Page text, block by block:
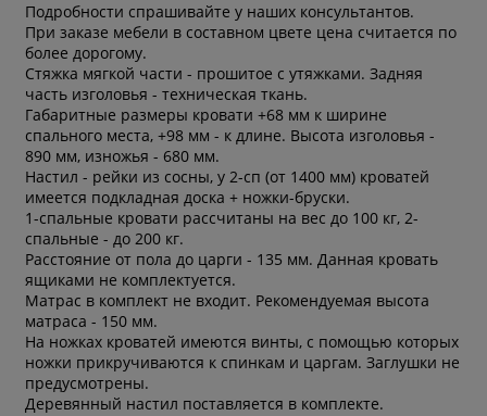
Подробности спрашивайте у наших консультантов.
При заказе мебели в составном цвете цена считается по
более дорогому.
Стяжка мягкой части - прошитое с утяжками. Задняя
часть изголовья - техническая ткань.
Габаритные размеры кровати +68 мм к ширине
спального места, +98 мм - к длине. Высота изголовья -
890 мм, изножья - 680 мм.
Настил - рейки из сосны, у 2-сп (от 1400 мм) кроватей
имеется подкладная доска + ножки-бруски.
1-спальные кровати рассчитаны на вес до 100 кг, 2-
спальные - до 200 кг.
Расстояние от пола до царги - 135 мм. Данная кровать
ящиками не комплектуется.
Матрас в комплект не входит. Рекомендуемая высота
матраса - 150 мм.
На ножках кроватей имеются винты, с помощью которых
ножки прикручиваются к спинкам и царгам. Заглушки не
предусмотрены.
Деревянный настил поставляется в комплекте.